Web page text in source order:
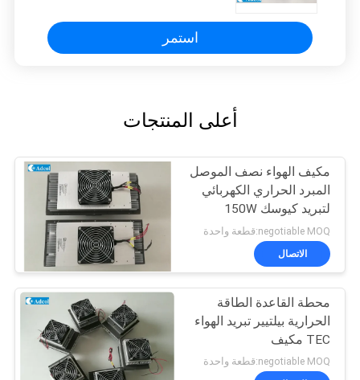
استمر
أعلى المنتجات
مكيف الهواء نصف الموصل
المبرد الحراري الكهربائي
لتبريد كيوسك 150W
48VDC
negotiable MOQ:قطعة واحدة
الاتصال
محطة القاعدة الطاقة
الحرارية بيلتيير تبريد الهواء
TEC مكيف
negotiable MOQ:قطعة واحدة